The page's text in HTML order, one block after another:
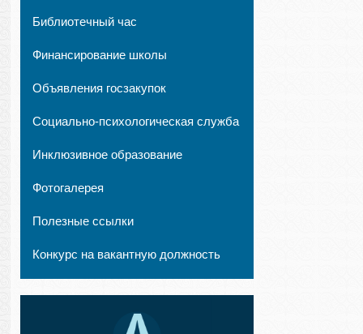
Библиотечный час
Финансирование школы
Объявления госзакупок
Социально-психологическая служба
Инклюзивное образование
Фотогалерея
Полезные ссылки
Конкурс на вакантную должность